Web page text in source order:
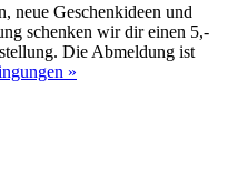
neue Geschenkideen und
schenken wir dir einen 5,-
Die Abmeldung ist
»